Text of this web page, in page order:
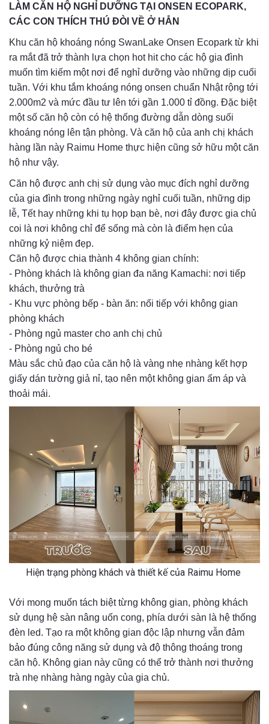
LÀM CĂN HỘ NGHỈ DƯỠNG TẠI ONSEN ECOPARK,
CÁC CON THÍCH THÚ ĐÒI VỀ Ở HẲN
Khu căn hộ khoáng nóng SwanLake Onsen Ecopark từ khi
ra mắt đã trở thành lựa chọn hot hit cho các hộ gia đình
muốn tìm kiếm một nơi để nghỉ dưỡng vào những dịp cuối
tuần. Với khu tắm khoáng nóng onsen chuẩn Nhật rộng tới
2.000m2 và mức đầu tư lên tới gần 1.000 tỉ đồng. Đặc biệt
một số căn hộ còn có hệ thống đường dẫn dòng suối
khoáng nóng lên tận phòng. Và căn hộ của anh chị khách
hàng lần này Raimu Home thực hiện cũng sở hữu một căn
hộ như vậy.
Căn hộ được anh chị sử dụng vào mục đích nghỉ dưỡng
của gia đình trong những ngày nghỉ cuối tuần, những dịp
lễ, Tết hay những khi tụ họp bạn bè, nơi đây được gia chủ
coi là nơi không chỉ để sống mà còn là điểm hẹn của
những kỷ niệm đẹp.
Căn hộ được chia thành 4 không gian chính:
- Phòng khách là không gian đa năng Kamachi: nơi tiếp
khách, thưởng trà
- Khu vực phòng bếp - bàn ăn: nối tiếp với không gian
phòng khách
- Phòng ngủ master cho anh chị chủ
- Phòng ngủ cho bé
Màu sắc chủ đạo của căn hộ là vàng nhẹ nhàng kết hợp
giấy dán tường giả nỉ, tạo nên một không gian ấm áp và
thoải mái.
Hiện trạng phòng khách và thiết kế của Raimu Home
Với mong muốn tách biệt từng không gian, phòng khách
sử dụng hệ sàn nâng uốn cong, phía dưới sàn là hệ thống
đèn led. Tạo ra một không gian độc lập nhưng vẫn đảm
bảo đúng công năng sử dụng và độ thông thoáng trong
căn hộ. Không gian này cũng có thể trở thành nơi thưởng
trà nhẹ nhàng hàng ngày của gia chủ.